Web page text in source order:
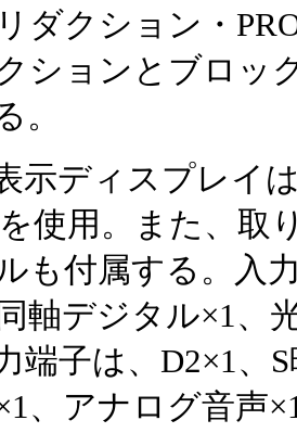
ダクション・
ションとブロッ
。
示ディスプレイ
使用。また、取
も付属する。入
軸デジタル×1、
端子は、D2×1、
、アナログ音声